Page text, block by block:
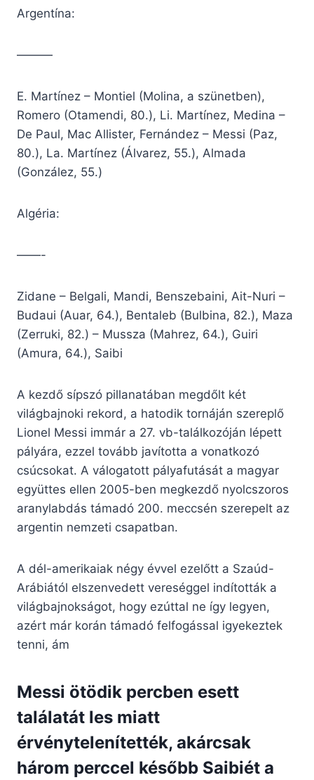
Argentína:
———
E. Martínez – Montiel (Molina, a szünetben),
Romero (Otamendi, 80.), Li. Martínez, Medina –
De Paul, Mac Allister, Fernández – Messi (Paz,
80.), La. Martínez (Álvarez, 55.), Almada
(González, 55.)
Algéria:
——-
Zidane – Belgali, Mandi, Benszebaini, Ait-Nuri –
Budaui (Auar, 64.), Bentaleb (Bulbina, 82.), Maza
(Zerruki, 82.) – Mussza (Mahrez, 64.), Guiri
(Amura, 64.), Saibi
A kezdő sípszó pillanatában megdőlt két
világbajnoki rekord, a hatodik tornáján szereplő
Lionel Messi immár a 27. vb-találkozóján lépett
pályára, ezzel tovább javította a vonatkozó
csúcsokat. A válogatott pályafutását a magyar
együttes ellen 2005-ben megkezdő nyolcszoros
aranylabdás támadó 200. meccsén szerepelt az
argentin nemzeti csapatban.
A dél-amerikaiak négy évvel ezelőtt a Szaúd-
Arábiától elszenvedett vereséggel indították a
világbajnokságot, hogy ezúttal ne így legyen,
azért már korán támadó felfogással igyekeztek
tenni, ám
Messi ötödik percben esett
találatát les miatt
érvénytelenítették, akárcsak
három perccel később Saibiét a